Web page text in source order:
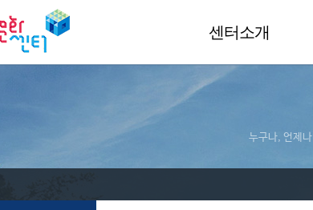
센터소개
누구나, 언제